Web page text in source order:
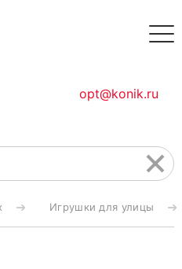
opt@konik.ru
Игрушки для улицы